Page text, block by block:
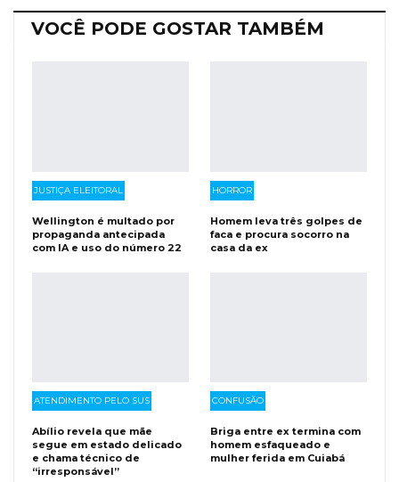
VOCÊ PODE GOSTAR TAMBÉM
JUSTIÇA ELEITORAL
Wellington é multado por
propaganda antecipada
com IA e uso do número 22
HORROR
Homem leva três golpes de
faca e procura socorro na
casa da ex
ATENDIMENTO PELO SUS
Abílio revela que mãe
segue em estado delicado
e chama técnico de
“irresponsável”
CONFUSÃO
Briga entre ex termina com
homem esfaqueado e
mulher ferida em Cuiabá